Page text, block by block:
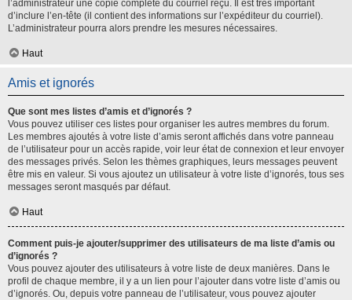
l’administrateur une copie complète du courriel reçu. Il est très important
d’inclure l’en-tête (il contient des informations sur l’expéditeur du courriel).
L’administrateur pourra alors prendre les mesures nécessaires.
Haut
Amis et ignorés
Que sont mes listes d’amis et d’ignorés ?
Vous pouvez utiliser ces listes pour organiser les autres membres du forum.
Les membres ajoutés à votre liste d’amis seront affichés dans votre panneau
de l’utilisateur pour un accès rapide, voir leur état de connexion et leur envoyer
des messages privés. Selon les thèmes graphiques, leurs messages peuvent
être mis en valeur. Si vous ajoutez un utilisateur à votre liste d’ignorés, tous ses
messages seront masqués par défaut.
Haut
Comment puis-je ajouter/supprimer des utilisateurs de ma liste d’amis ou
d’ignorés ?
Vous pouvez ajouter des utilisateurs à votre liste de deux manières. Dans le
profil de chaque membre, il y a un lien pour l’ajouter dans votre liste d’amis ou
d’ignorés. Ou, depuis votre panneau de l’utilisateur, vous pouvez ajouter